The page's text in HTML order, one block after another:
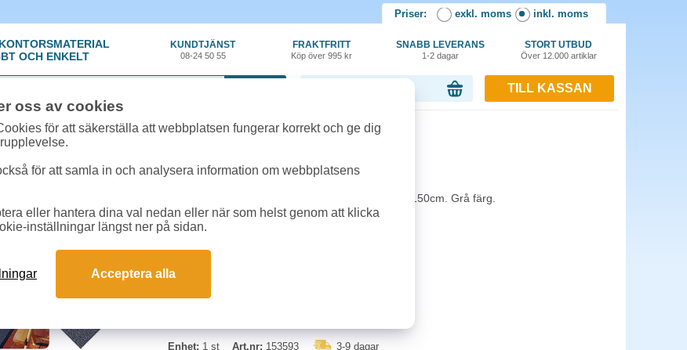
Priser: exkl. moms inkl. moms
OCH ENKELT
KUNDTJÄNST
08-24 50 55
FRAKTFRITT
Köp över 995 kr
SNABB LEVERANS
1-2 dagar
STORT UTBUD
Över 12.000 artiklar
TILL KASSAN
Elartiklar»Entrémattor»Entrématta 90x150cm grå
Entrématta 90x150cm grå
Robust entrématta för inomhusbruk. Format: 90x150cm. Grå färg.
Begränsad returrätt
Enhet: 1 st Art.nr: 153593 3-9 dagar
oss av cookies
för att säkerställa att webbplatsen fungerar korrekt och ge dig
för att samla in och analysera information om webbplatsens
eller hantera dina val nedan eller när som helst genom att klicka
inställningar längst ner på sidan.
Acceptera alla